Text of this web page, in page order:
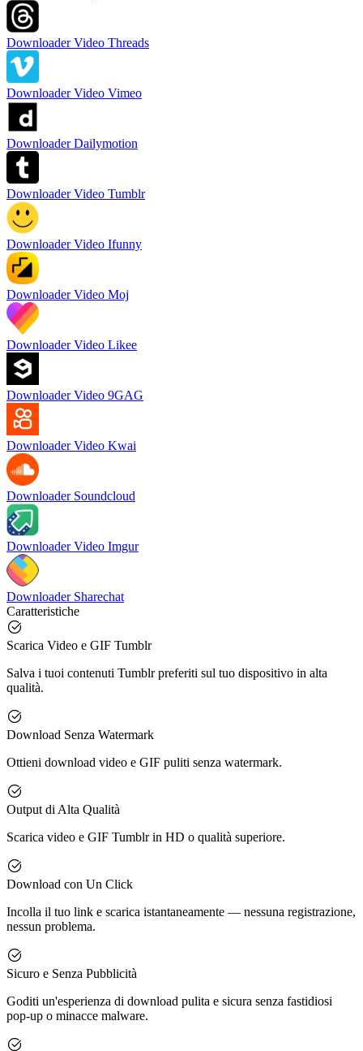
Downloader Video Threads
Downloader Video Vimeo
Downloader Dailymotion
Downloader Video Tumblr
Downloader Video Ifunny
Downloader Video Moj
Downloader Video Likee
Downloader Video 9GAG
Downloader Video Kwai
Downloader Soundcloud
Downloader Video Imgur
Downloader Sharechat
Caratteristiche
Scarica Video e GIF Tumblr
Salva i tuoi contenuti Tumblr preferiti sul tuo dispositivo in alta
qualità.
Download Senza Watermark
Ottieni download video e GIF puliti senza watermark.
Output di Alta Qualità
Scarica video e GIF Tumblr in HD o qualità superiore.
Download con Un Click
Incolla il tuo link e scarica istantaneamente — nessuna registrazione,
nessun problema.
Sicuro e Senza Pubblicità
Goditi un'esperienza di download pulita e sicura senza fastidiosi
pop-up o minacce malware.